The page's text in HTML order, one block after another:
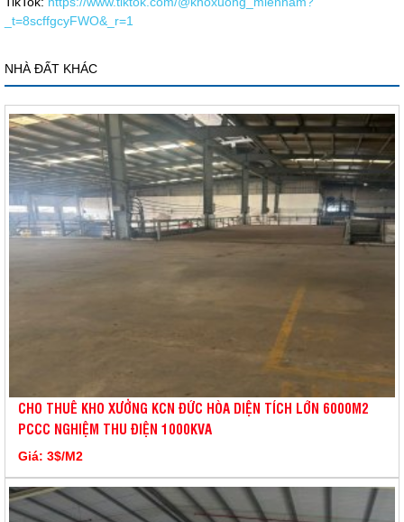
_t=8scffgcyFWO&_r=1
NHÀ ĐẤT KHÁC
CHO THUÊ KHO XƯỞNG KCN ĐỨC HÒA DIỆN TÍCH LỚN 6000M2
PCCC NGHIỆM THU ĐIỆN 1000KVA
Giá: 3$/M2